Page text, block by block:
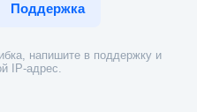
Поддержка
напишите в поддержку и
IP-адрес.